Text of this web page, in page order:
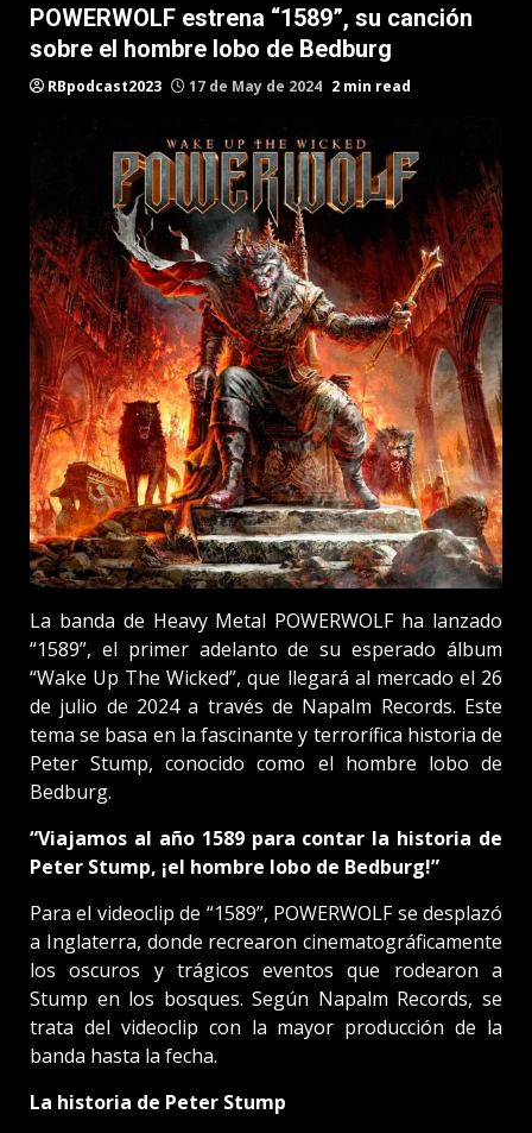
POWERWOLF estrena “1589”, su canción
sobre el hombre lobo de Bedburg
RBpodcast2023 17 de May de 2024 2 min read
La banda de Heavy Metal POWERWOLF ha lanzado
“1589”, el primer adelanto de su esperado álbum
“Wake Up The Wicked”, que llegará al mercado el 26
de julio de 2024 a través de Napalm Records. Este
tema se basa en la fascinante y terrorífica historia de
Peter Stump, conocido como el hombre lobo de
Bedburg.
“Viajamos al año 1589 para contar la historia de
Peter Stump, ¡el hombre lobo de Bedburg!”
Para el videoclip de “1589”, POWERWOLF se desplazó
a Inglaterra, donde recrearon cinematográficamente
los oscuros y trágicos eventos que rodearon a
Stump en los bosques. Según Napalm Records, se
trata del videoclip con la mayor producción de la
banda hasta la fecha.
La historia de Peter Stump